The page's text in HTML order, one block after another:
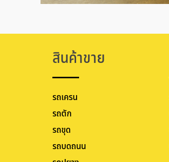
สินค้าขาย
รถเครน
รถตัก
รถขุด
รถบดถนน